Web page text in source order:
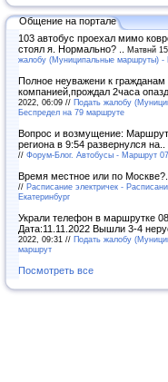
Общение на портале
103 автобус проехал мимо
стоял я. Нормально? .. Матвнй
жалобу (Муниципальные маршруты) -
Полное неуважени к гражданам
компанией,прождал 2часа
2022, 06:09 // Подать жалобу
Беспредел на 79 маршруте
Вопрос и возмущение:
региона в 9:54 развернулся на..
// Форум-Блог. Автобусы - Маршрут
Время местное или по Москве?..
// Расписание электричек -
Екатеринбург
Украли телефон в маршрутке
Дата:11.11.2022 Вышли 3-4
2022, 09:31 // Подать жалобу
маршрут
Посмотреть все